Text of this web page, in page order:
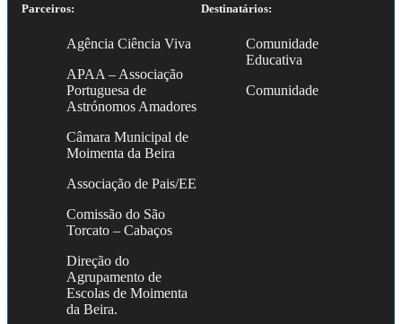
Parceiros:
Agência Ciência Viva
APAA – Associação
Portuguesa de
Astrónomos Amadores
Câmara Municipal de
Moimenta da Beira
Associação de Pais/EE
Comissão do São
Torcato – Cabaços
Direção do
Agrupamento de
Escolas de Moimenta
da Beira.
Destinatários:
Comunidade
Educativa
Comunidade